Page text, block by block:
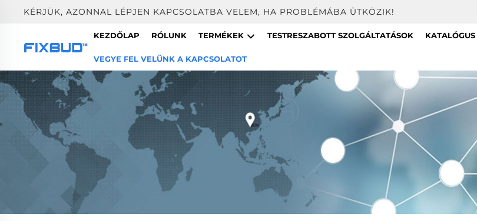
KÉRJÜK, AZONNAL LÉPJEN KAPCSOLATBA VELEM, HA PROBLÉMÁBA ÜTKÖZIK!
KEZDŐLAP RÓLUNK TERMÉKEK TESTRESZABOTT SZOLGÁLTATÁSOK KATALÓGUS
VEGYE FEL VELÜNK A KAPCSOLATOT